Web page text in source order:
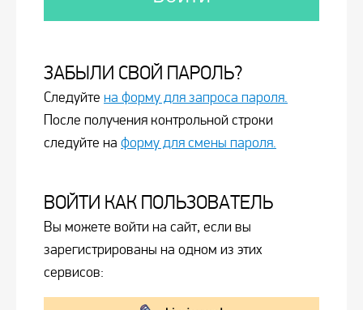
ЗАБЫЛИ СВОЙ ПАРОЛЬ?
Следуйте на форму для запроса пароля.
После получения контрольной строки
следуйте на форму для смены пароля.
ВОЙТИ КАК ПОЛЬЗОВАТЕЛЬ
Вы можете войти на сайт, если вы
зарегистрированы на одном из этих
сервисов: